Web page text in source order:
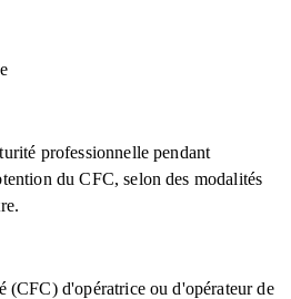
professionnelle pendant
du CFC, selon des modalités
(CFC) d'opératrice ou d'opérateur de